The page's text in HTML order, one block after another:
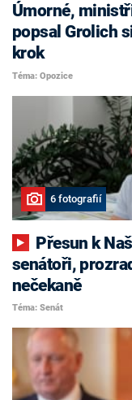
Úmorné,
popsal Grolich
krok
Téma: Opozice
6 fotografií
senátoři,
nečekaně
Téma: Senát